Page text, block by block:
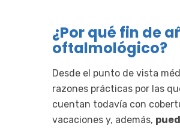
¿Por qué fin de
oftalmológico?
Desde el punto de vista
razones prácticas por las
cuentan todavía con
vacaciones y, además,